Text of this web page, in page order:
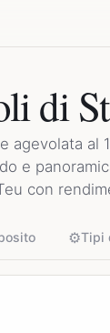
di
al
e
con
⚙️Tipi